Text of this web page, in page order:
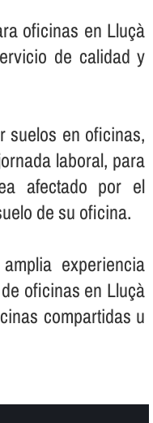
oficinas en Lluçà
de calidad y
suelos en oficinas,
laboral, para
afectado por el
de su oficina.
experiencia
oficinas en Lluçà
compartidas u